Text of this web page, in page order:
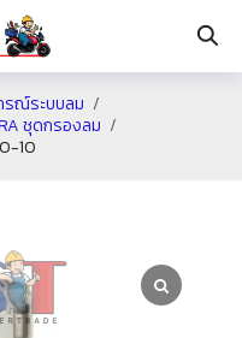
รณ์ระบบลม
ชุดกรองลม
10